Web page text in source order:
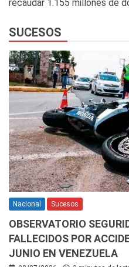
recaudar 1.155 millones de
SUCESOS
Nacional Sucesos
OBSERVATORIO
FALLECIDOS POR
JUNIO EN VENEZUELA